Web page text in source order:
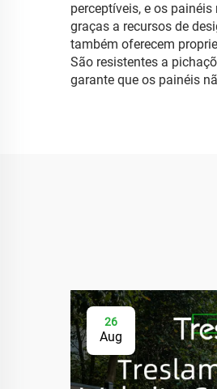
perceptíveis, e os
graças a recursos de
também oferecem
São resistentes a
garante que os painéis
26
Aug